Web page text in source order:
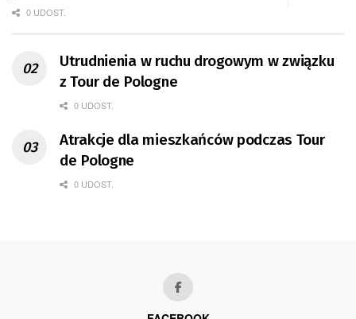
0 UDOST.
Utrudnienia w ruchu drogowym w związku
z Tour de Pologne
0 UDOST.
Atrakcje dla mieszkańców podczas Tour
de Pologne
0 UDOST.